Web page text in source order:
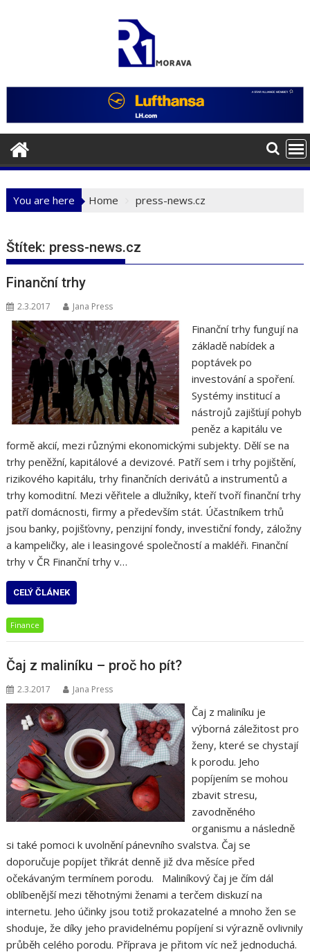
You are here Home press-news.cz
Štítek: press-news.cz
Finanční trhy
2.3.2017 Jana Press
Finanční trhy fungují na
základě nabídek a
poptávek po
investování a spoření.
Systémy institucí a
nástrojů zajišťují pohyb
peněz a kapitálu ve
formě akcií, mezi různými ekonomickými subjekty. Dělí se na
trhy peněžní, kapitálové a devizové. Patří sem i trhy pojištění,
rizikového kapitálu, trhy finančních derivátů a instrumentů a
trhy komoditní. Mezi věřitele a dlužníky, kteří tvoří finanční trhy
patří domácnosti, firmy a především stát. Účastníkem trhů
jsou banky, pojišťovny, penzijní fondy, investiční fondy, záložny
a kampeličky, ale i leasingové společností a makléři. Finanční
trhy v ČR Finanční trhy v…
CELÝ ČLÁNEK
Finance
Čaj z maliníku – proč ho pít?
2.3.2017 Jana Press
Čaj z maliníku je
výborná záležitost pro
ženy, které se chystají
k porodu. Jeho
popíjením se mohou
zbavit stresu,
zavodněného
organismu a následně
si také pomoci k uvolnění pánevního svalstva. Čaj se
doporučuje popíjet třikrát denně již dva měsíce před
očekávaným termínem porodu. Maliníkový čaj je čím dál
oblíbenější mezi těhotnými ženami a terčem diskuzí na
internetu. Jeho účinky jsou totiž prokazatelné a mnoho žen se
shoduje, že díky jeho pravidelnému popíjení si výrazně ovlivnily
průběh celého porodu. Příprava je přitom víc než jednoduchá.